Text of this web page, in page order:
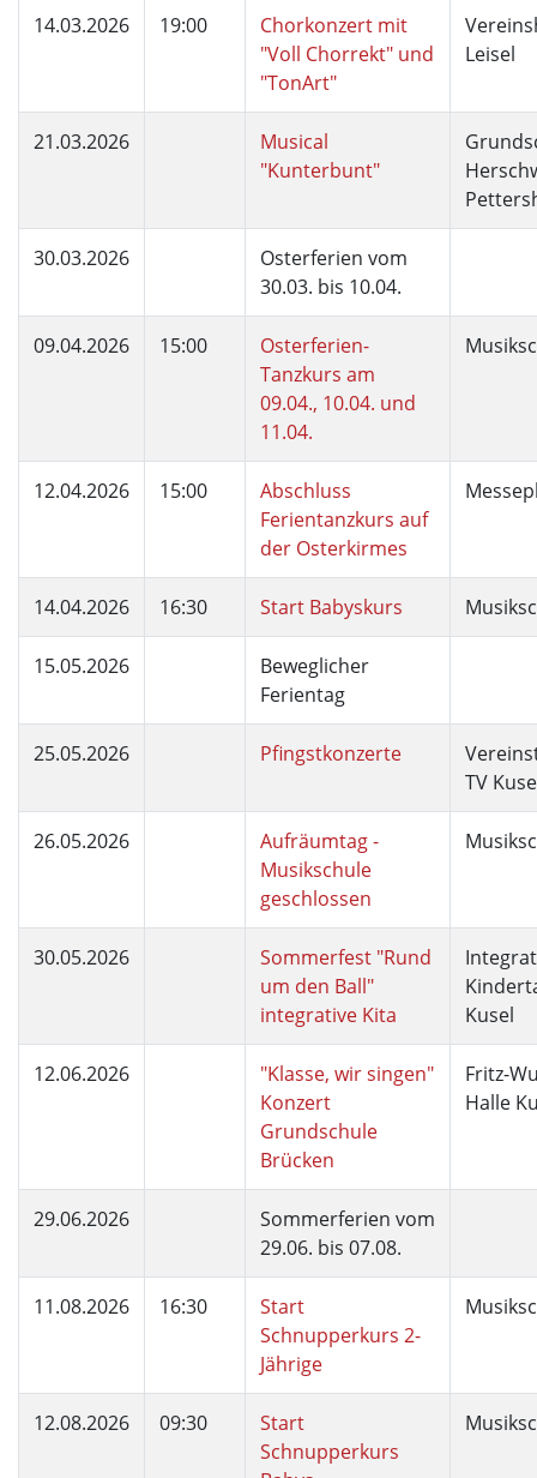
14.03.2026 19:00
Chorkonzert mit
"Voll Chorrekt" und
"TonArt"
Leisel
21.03.2026
Musical
"Kunterbunt"
30.03.2026
Osterferien vom
30.03. bis 10.04.
09.04.2026 15:00
Osterferien-
Tanzkurs am
09.04., 10.04. und
11.04.
12.04.2026 15:00
Abschluss
Ferientanzkurs auf
der Osterkirmes
14.04.2026 16:30 Start Babyskurs
15.05.2026
Beweglicher
Ferientag
25.05.2026 Pfingstkonzerte
TV
26.05.2026
Aufräumtag -
Musikschule
geschlossen
30.05.2026
Sommerfest "Rund
um den Ball"
integrative Kita
Kusel
12.06.2026
"Klasse, wir singen"
Konzert
Grundschule
Brücken
Fritz-
Halle
29.06.2026
Sommerferien vom
29.06. bis 07.08.
11.08.2026 16:30
Start
Schnupperkurs 2-
Jährige
12.08.2026 09:30
Start
Schnupperkurs